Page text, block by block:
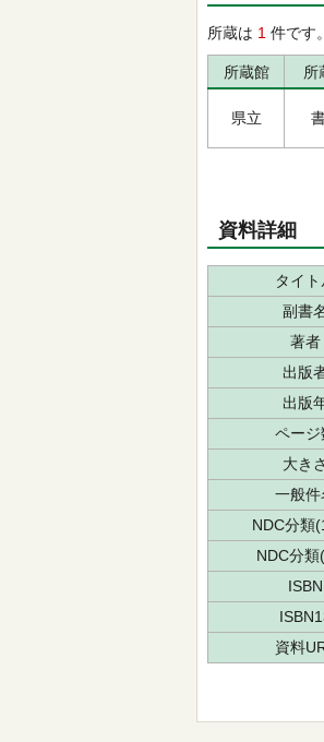
所蔵は 1 件です
所蔵館 所
県立
資料詳細
タイ
副書
著者
出版
出版
ページ
大きさ
一般件
NDC分類
NDC分類
ISBN
資料